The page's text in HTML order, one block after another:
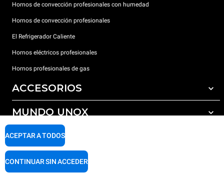
Hornos de convección profesionales con humedad
Hornos de convección profesionales
El Refrigerador Caliente
Hornos eléctricos profesionales
Hornos profesionales de gas
ACCESORIOS
Todos los accesorios
Detergentes para lavado automático
Detergentes para lavado manual
Tratamiento de agua con filtros de resina
MUNDO UNOX
Nuestras sedes en el mundo
SOPORTE
Garantía Unox
ACEPTAR A TODOS
CONTINUAR SIN ACCEDER